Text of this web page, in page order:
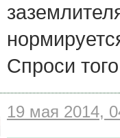
Спроси
19 мая 2014,